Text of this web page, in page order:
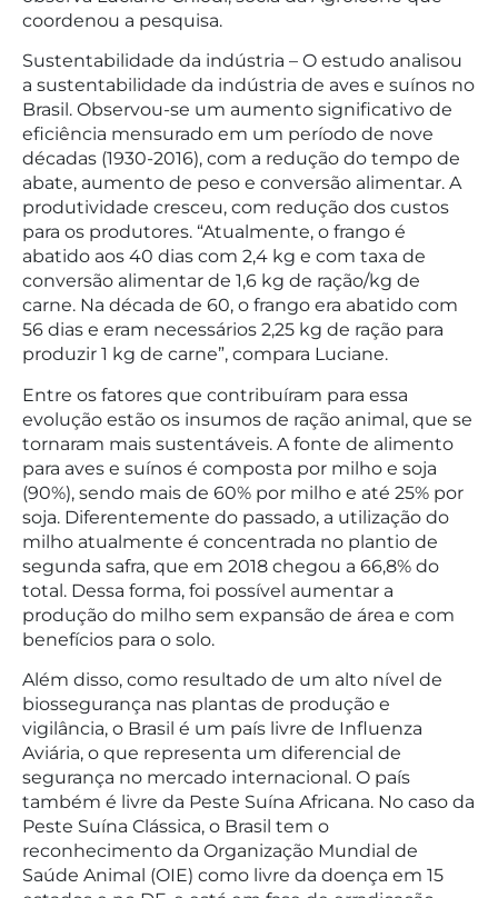
coordenou a pesquisa.
Sustentabilidade da indústria – O estudo analisou
a sustentabilidade da indústria de aves e suínos no
Brasil. Observou-se um aumento significativo de
eficiência mensurado em um período de nove
décadas (1930-2016), com a redução do tempo de
abate, aumento de peso e conversão alimentar. A
produtividade cresceu, com redução dos custos
para os produtores. “Atualmente, o frango é
abatido aos 40 dias com 2,4 kg e com taxa de
conversão alimentar de 1,6 kg de ração/kg de
carne. Na década de 60, o frango era abatido com
56 dias e eram necessários 2,25 kg de ração para
produzir 1 kg de carne”, compara Luciane.
Entre os fatores que contribuíram para essa
evolução estão os insumos de ração animal, que se
tornaram mais sustentáveis. A fonte de alimento
para aves e suínos é composta por milho e soja
(90%), sendo mais de 60% por milho e até 25% por
soja. Diferentemente do passado, a utilização do
milho atualmente é concentrada no plantio de
segunda safra, que em 2018 chegou a 66,8% do
total. Dessa forma, foi possível aumentar a
produção do milho sem expansão de área e com
benefícios para o solo.
Além disso, como resultado de um alto nível de
biossegurança nas plantas de produção e
vigilância, o Brasil é um país livre de Influenza
Aviária, o que representa um diferencial de
segurança no mercado internacional. O país
também é livre da Peste Suína Africana. No caso da
Peste Suína Clássica, o Brasil tem o
reconhecimento da Organização Mundial de
Saúde Animal (OIE) como livre da doença em 15